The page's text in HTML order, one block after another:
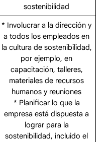
sostenibilidad
* Involucrar a la dirección y
a todos los empleados en
la cultura de sostenibilidad,
por ejemplo, en
capacitación, talleres,
materiales de recursos
humanos y reuniones
* Planificar lo que la
empresa está dispuesta a
lograr para la
sostenibilidad, incluido el